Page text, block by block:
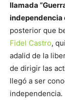
llamada
independencia
posterior que
Fidel Castro,
adalid de la
de dirigir las
llegó a ser
independencia.